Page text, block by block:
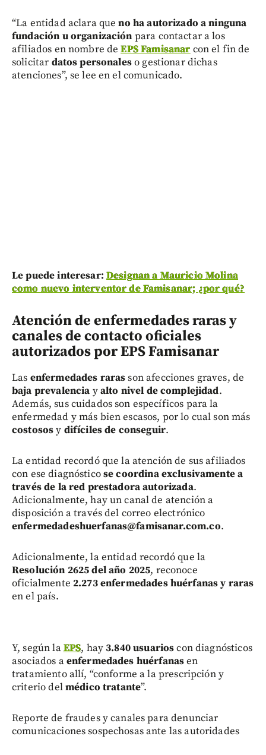
“La entidad aclara queno ha autorizado a ninguna
fundación u organización para contactar a los
afiliados en nombre deEPS Famisanar con el fin de
solicitar datos personaleso gestionar dichas
atenciones”, se lee en el comunicado.
Le puede interesar: Designan a Mauricio Molina
como nuevo interventor de Famisanar; ¿por qué?
Atención de enfermedades raras y
canales de contacto oficiales
autorizados por EPS Famisanar
Las enfermedades rarasson afecciones graves, de
baja prevalencia yalto nivel de complejidad.
Además, sus cuidados son específicos para la
enfermedad y más bien escasos, por lo cual son más
costososy difíciles de conseguir.
La entidad recordó que la atención de sus afiliados
con ese diagnósticose coordina exclusivamente a
través de la red prestadora autorizada.
Adicionalmente, hay un canal de atención a
disposición a través del correo electrónico
enfermedadeshuerfanas@famisanar.com.co.
Adicionalmente, la entidad recordó que la
Resolución 2625 del año 2025, reconoce
oficialmente 2.273 enfermedades huérfanas y raras
en el país.
Y, según laEPS, hay3.840 usuarioscon diagnósticos
asociados aenfermedades huérfanasen
tratamiento allí, “conforme a la prescripción y
criterio delmédico tratante”.
Reporte de fraudes y canales para denunciar
comunicaciones sospechosas ante las autoridades